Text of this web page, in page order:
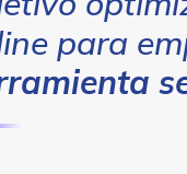
para